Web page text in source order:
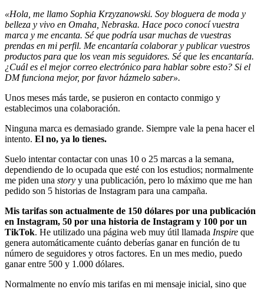
«Hola, me llamo Sophia Krzyzanowski. Soy bloguera de moda y
belleza y vivo en Omaha, Nebraska. Hace poco conocí vuestra
marca y me encanta. Sé que podría usar muchas de vuestras
prendas en mi perfil. Me encantaría colaborar y publicar vuestros
productos para que los vean mis seguidores. Sé que les encantaría.
¿Cuál es el mejor correo electrónico para hablar sobre esto? Si el
DM funciona mejor, por favor házmelo saber».
Unos meses más tarde, se pusieron en contacto conmigo y
establecimos una colaboración.
Ninguna marca es demasiado grande. Siempre vale la pena hacer el
intento. El no, ya lo tienes.
Suelo intentar contactar con unas 10 o 25 marcas a la semana,
dependiendo de lo ocupada que esté con los estudios; normalmente
me piden una story y una publicación, pero lo máximo que me han
pedido son 5 historias de Instagram para una campaña.
Mis tarifas son actualmente de 150 dólares por una publicación
en Instagram, 50 por una historia de Instagram y 100 por un
TikTok. He utilizado una página web muy útil llamada Inspire que
genera automáticamente cuánto deberías ganar en función de tu
número de seguidores y otros factores. En un mes medio, puedo
ganar entre 500 y 1.000 dólares.
Normalmente no envío mis tarifas en mi mensaje inicial, sino que